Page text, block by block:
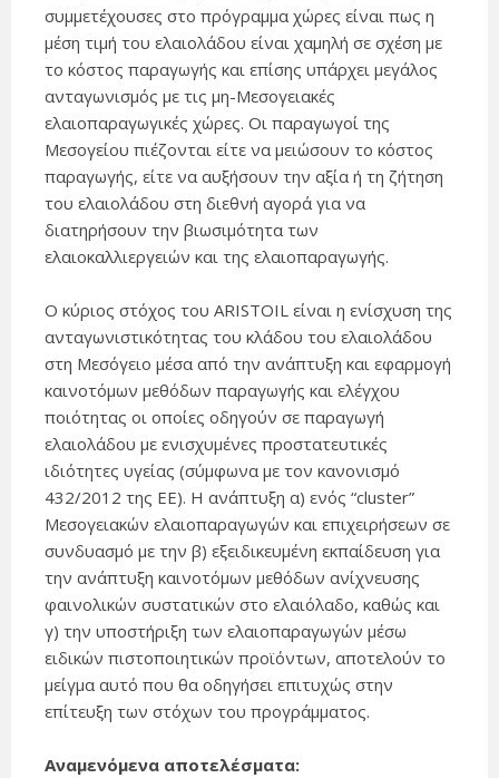
συμμετέχουσες στο πρόγραμμα χώρες είναι πως η
μέση τιμή του ελαιολάδου είναι χαμηλή σε σχέση με
το κόστος παραγωγής και επίσης υπάρχει μεγάλος
ανταγωνισμός με τις μη-Μεσογειακές
ελαιοπαραγωγικές χώρες. Οι παραγωγοί της
Μεσογείου πιέζονται είτε να μειώσουν το κόστος
παραγωγής, είτε να αυξήσουν την αξία ή τη ζήτηση
του ελαιολάδου στη διεθνή αγορά για να
διατηρήσουν την βιωσιμότητα των
ελαιοκαλλιεργειών και της ελαιοπαραγωγής.
Ο κύριος στόχος του ARISTOIL είναι η ενίσχυση της
ανταγωνιστικότητας του κλάδου του ελαιολάδου
στη Μεσόγειο μέσα από την ανάπτυξη και εφαρμογή
καινοτόμων μεθόδων παραγωγής και ελέγχου
ποιότητας οι οποίες οδηγούν σε παραγωγή
ελαιολάδου με ενισχυμένες προστατευτικές
ιδιότητες υγείας (σύμφωνα με τον κανονισμό
432/2012 της ΕΕ). Η ανάπτυξη α) ενός “cluster”
Μεσογειακών ελαιοπαραγωγών και επιχειρήσεων σε
συνδυασμό με την β) εξειδικευμένη εκπαίδευση για
την ανάπτυξη καινοτόμων μεθόδων ανίχνευσης
φαινολικών συστατικών στο ελαιόλαδο, καθώς και
γ) την υποστήριξη των ελαιοπαραγωγών μέσω
ειδικών πιστοποιητικών προϊόντων, αποτελούν το
μείγμα αυτό που θα οδηγήσει επιτυχώς στην
επίτευξη των στόχων του προγράμματος.
Αναμενόμενα αποτελέσματα: